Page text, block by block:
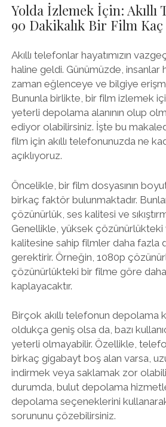
Yolda İzlemek İçin: Akıllı
90 Dakikalık Bir Film
Akıllı telefonlar hayatımızın
haline geldi. Günümüzde, insanlar
zaman eğlenceye ve bilgiye
Bununla birlikte, bir film izlemek
yeterli depolama alanının olup
ediyor olabilirsiniz. İşte bu
film için akıllı telefonunuzda ne
açıklıyoruz.
Öncelikle, bir film dosyasının
birkaç faktör bulunmaktadır.
çözünürlük, ses kalitesi ve
Genellikle, yüksek çözünürlükteki
kalitesine sahip filmler daha fazla
gerektirir. Örneğin, 1080p
çözünürlükteki bir filme göre
kaplayacaktır.
Birçok akıllı telefonun depolama
oldukça geniş olsa da, bazı
yeterli olmayabilir. Özellikle,
birkaç gigabayt boş alan varsa,
indirmek veya saklamak zor
durumda, bulut depolama
depolama seçeneklerini
sorununu çözebilirsiniz.